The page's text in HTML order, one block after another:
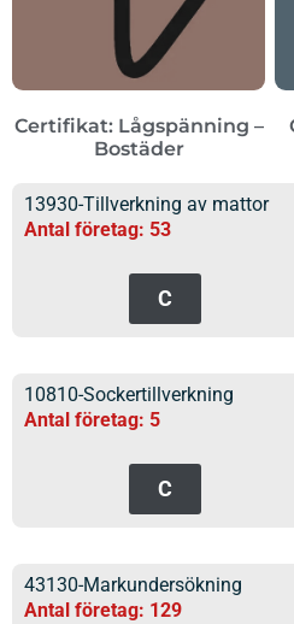
Certifikat: Lågspänning –
Bostäder
13930-Tillverkning av mattor
Antal företag: 53
C
10810-Sockertillverkning
Antal företag: 5
C
43130-Markundersökning
Antal företag: 129